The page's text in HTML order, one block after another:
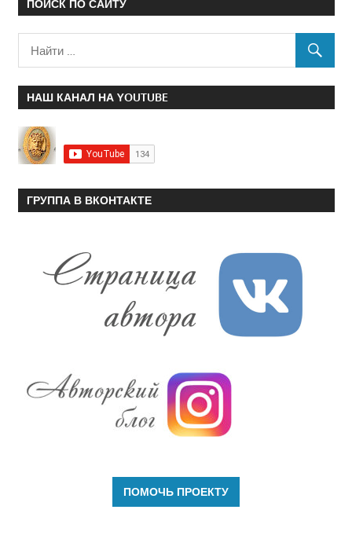
ПОИСК ПО САЙТУ
НАШ КАНАЛ НА YOUTUBE
ГРУППА В ВКОНТАКТЕ